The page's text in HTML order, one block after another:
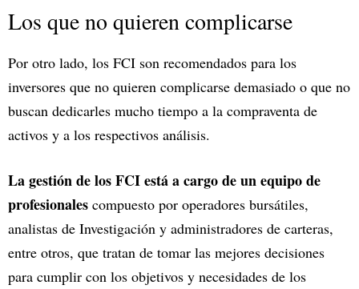
Los que no quieren complicarse
Por otro lado, los FCI son recomendados para los
inversores que no quieren complicarse demasiado o que no
buscan dedicarles mucho tiempo a la compraventa de
activos y a los respectivos análisis.
La gestión de los FCI está a cargo de un equipo de
profesionales compuesto por operadores bursátiles,
analistas de Investigación y administradores de carteras,
entre otros, que tratan de tomar las mejores decisiones
para cumplir con los objetivos y necesidades de los